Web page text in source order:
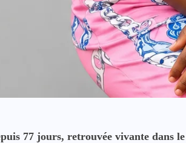
77 jours, retrouvée vivante dans